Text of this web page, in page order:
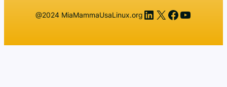
@2024 MiaMammaUsaLinux.org LinkedIn
X Facebook